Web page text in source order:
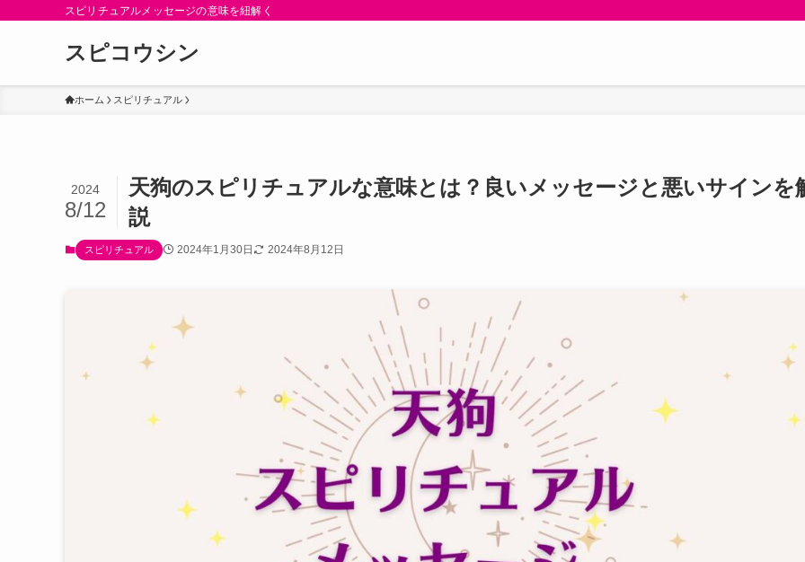
スピリチュアルメッセージの意味を紐解く
スピコウシン
ホーム スピリチュアル
天狗のスピリチュアルな意味とは？良いメッセージと悪いサインを
説
2024
8/12
スピリチュアル 2024年1月30日 2024年8月12日